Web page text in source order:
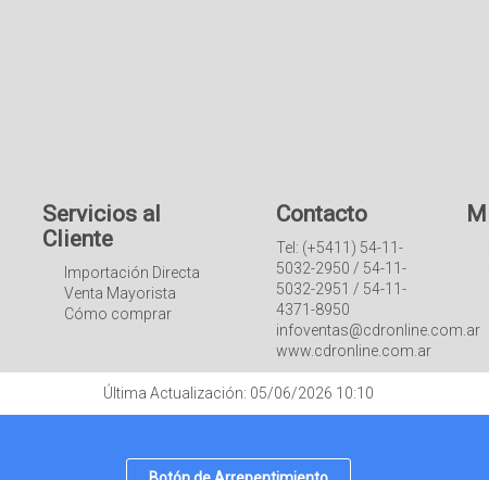
Servicios al
Cliente
Importación Directa
Venta Mayorista
Cómo comprar
Contacto
Tel: (+5411) 54-11-
5032-2950 / 54-11-
5032-2951 / 54-11-
4371-8950
infoventas@cdronline.com.ar
www.cdronline.com.ar
Última Actualización: 05/06/2026 10:10